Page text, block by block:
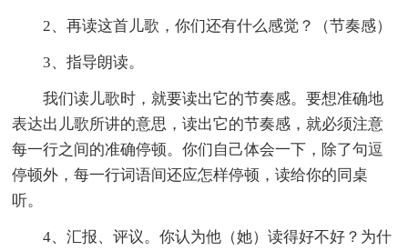
2、再读这首儿歌，你们还有什么感觉？（节奏感）
3、指导朗读。
我们读儿歌时，就要读出它的节奏感。要想准确地
表达出儿歌所讲的意思，读出它的节奏感，就必须注意
每一行之间的准确停顿。你们自己体会一下，除了句逗
停顿外，每一行词语间还应怎样停顿，读给你的同桌
听。
4、汇报、评议。你认为他（她）读得好不好？为什